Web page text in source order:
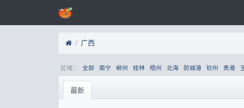
广西
区域： 全部 南宁 柳州 桂林 梧州 北海 防城港 钦州 贵港
最新